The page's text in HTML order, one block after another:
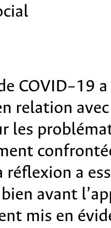
COVID–19
relation
les
réflexion a
avant
mis en